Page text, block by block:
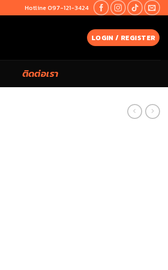
Hotline 097-121-3424
LOGIN / REGISTER
ติดต่อเรา